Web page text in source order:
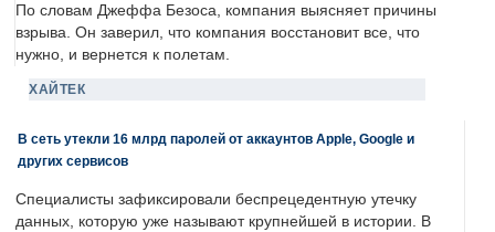
По словам Джеффа Безоса, компания выясняет причины
взрыва. Он заверил, что компания восстановит все, что
нужно, и вернется к полетам.
ХАЙТЕК
В сеть утекли 16 млрд паролей от аккаунтов Apple, Google и
других сервисов
Специалисты зафиксировали беспрецедентную утечку
данных, которую уже называют крупнейшей в истории. В